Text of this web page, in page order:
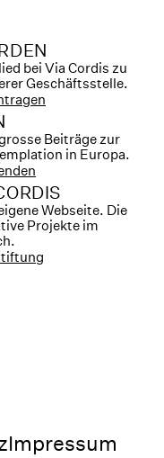
bei Via Cordis zu
Geschäftsstelle.
Beiträge zur
in Europa.
Webseite. Die
Projekte im
Impressum